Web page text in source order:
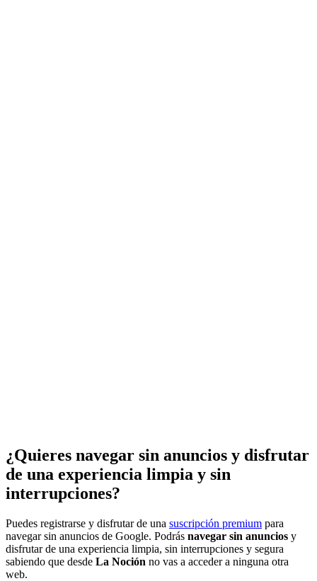
¿Quieres navegar sin anuncios y disfrutar
de una experiencia limpia y sin
interrupciones?
Puedes registrarse y disfrutar de una suscripción premium para
navegar sin anuncios de Google. Podrás navegar sin anuncios y
disfrutar de una experiencia limpia, sin interrupciones y segura
sabiendo que desde La Noción no vas a acceder a ninguna otra
web.